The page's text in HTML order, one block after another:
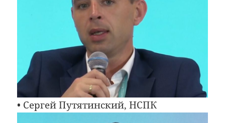
• Сергей Путятинский, НСПК